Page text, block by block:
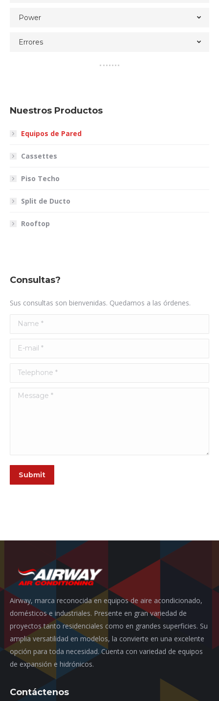
Power
Errores
Nuestros Productos
Equipos de Pared
Cassettes
Piso Techo
Split de Ducto
Rooftop
Consultas?
Sus consultas son bienvenidas. Quedamos a las órdenes.
Name *
E-mail *
Telephone *
Message *
Submit
Airway, marca reconocida en equipos de aire acondicionado,
domésticos e industriales. Presente en gran variedad de
proyectos tanto residenciales como en grandes superficies. Su
amplia versatilidad en modelos, la convierte en una excelente
opción para toda necesidad. Cuenta con variedad de equipos
de expansión e hidrónicos.
Contáctenos